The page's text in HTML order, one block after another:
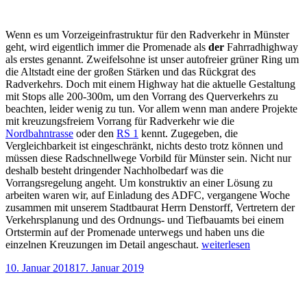
nicht“
Wenn es um Vorzeigeinfrastruktur für den Radverkehr in Münster
geht, wird eigentlich immer die Promenade als der Fahrradhighway
als erstes genannt. Zweifelsohne ist unser autofreier grüner Ring um
die Altstadt eine der großen Stärken und das Rückgrat des
Radverkehrs. Doch mit einem Highway hat die aktuelle Gestaltung
mit Stops alle 200-300m, um den Vorrang des Querverkehrs zu
beachten, leider wenig zu tun. Vor allem wenn man andere Projekte
mit kreuzungsfreiem Vorrang für Radverkehr wie die
Nordbahntrasse oder den RS 1 kennt. Zugegeben, die
Vergleichbarkeit ist eingeschränkt, nichts desto trotz können und
müssen diese Radschnellwege Vorbild für Münster sein. Nicht nur
deshalb besteht dringender Nachholbedarf was die
Vorrangsregelung angeht. Um konstruktiv an einer Lösung zu
arbeiten waren wir, auf Einladung des ADFC, vergangene Woche
zusammen mit unserem Stadtbaurat Herrn Denstorff, Vertretern der
Verkehrsplanung und des Ordnungs- und Tiefbauamts bei einem
Ortstermin auf der Promenade unterwegs und haben uns die
einzelnen Kreuzungen im Detail angeschaut. „Vorrang
weiterlesen
Veröffentlicht
10. Januar 201817. Januar 2019